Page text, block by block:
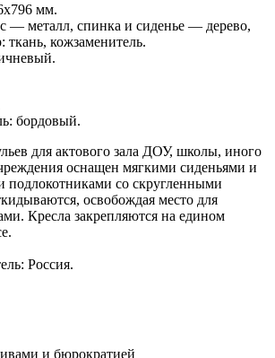
мм.
— металл, спинка и сиденье — дерево,
кожзаменитель.
бордовый.
для актового зала ДОУ, школы, иного
оснащен мягкими сиденьями и
со скругленными
освобождая место для
Кресла закрепляются на едином
Россия.
и бюрократией